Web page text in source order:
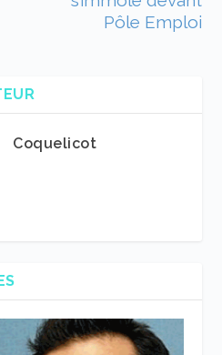
Pôle Emploi
Coquelicot